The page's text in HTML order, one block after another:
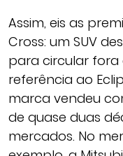
Assim, eis as
Cross: um SUV
para circular fora
referência ao
marca vendeu
de quase duas
mercados. No